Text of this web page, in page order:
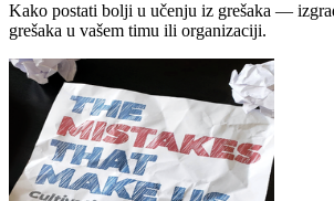
Kako postati bolji u učenju iz grešaka —
grešaka u vašem timu ili organizaciji.